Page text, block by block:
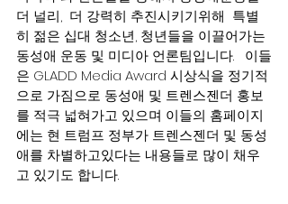
더 널리,  더 강력히 추진시키기위해  특별
히 젊은 십대 청소년, 청년들을 이끌어가는
동성애 운동 및 미디아 언론팀입니다.   이들
은 GLADD Media Award 시상식을 정기적
으로 가짐으로 동성애 및 트렌스젠더 홍보
를 적극 넓혀가고 있으며 이들의 홈페이지
에는 현 트럼프 정부가 트렌스젠더 및 동성
애를 차별하고있다는 내용들로 많이 채우
고 있기도 합니다.